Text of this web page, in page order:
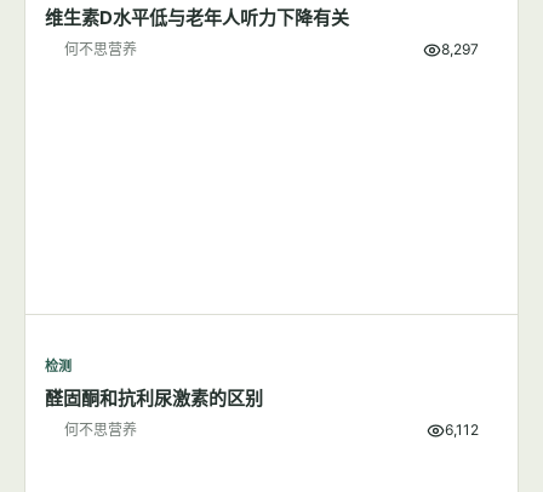
维生素D水平低与老年人听力下降有关
何不思营养 8,297
检测
醛固酮和抗利尿激素的区别
何不思营养 6,112